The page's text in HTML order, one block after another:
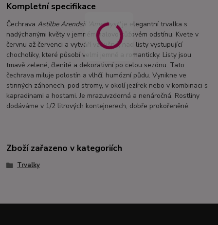
Kompletní specifikace
ČechravaAstilbe Arendsii 'Amethyst'
je elegantní trvalka s
nadýchanými květy v jemném fialovo-růžovém odstínu. Kvete v
červnu až červenci a vytváří vzdušné, nad listy vystupující
chocholíky, které působí velmi jemně a romanticky. Listy jsou
tmavě zelené, členité a dekorativní po celou sezónu. Tato
čechrava miluje polostín a vlhčí, humózní půdu. Vynikne ve
stinných záhonech, pod stromy, v okolí jezírek nebo v kombinaci s
kapradinami a hostami. Je mrazuvzdorná a nenáročná. Rostliny
dodáváme v 1/2 litrových kontejnerech, dobře prokořeněné.
Zboží zařazeno v kategoriích
Trvalky